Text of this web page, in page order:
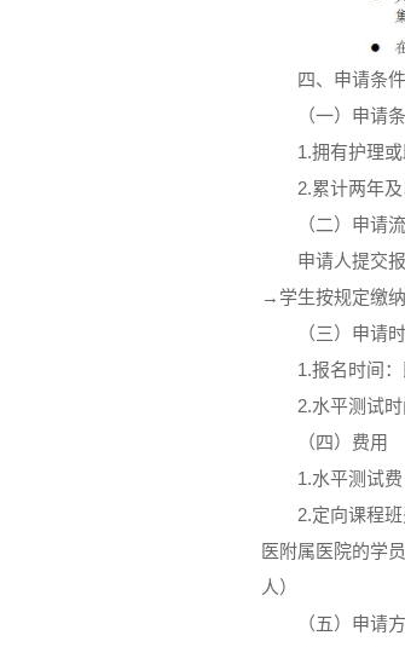
四、申请条
（一）申请
1.拥有护理或
2.累计两年
（二）申请
申请人提交
→学生按规定缴纳
（三）申请
1.报名时间：
2.水平测试
（四）费用
1.水平测试
2.定向课程
医附属医院的学
人）
（五）申请